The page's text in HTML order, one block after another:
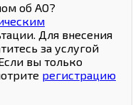
об АО?
Для внесения
за услугой
вы только
регистрацию